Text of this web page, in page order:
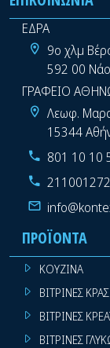
ΕΔΡΑ
9ο χλμ
592 00
ΓΡΑΦΕΙΟ
Λεωφ.
15344
801 10 10
ΠΡΟΪΌΝΤΑ
ΚΟΥΖΙΝΑ
ΒΙΤΡΙΝΕΣ
ΒΙΤΡΙΝΕΣ
ΒΙΤΡΙΝΕΣ